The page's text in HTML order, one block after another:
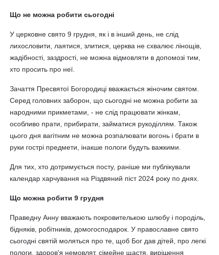
Що не можна робити сьогодні
У церковне свято 9 грудня, як і в інший день, не слід
лихословити, лаятися, злитися, церква не схвалює лінощів,
жадібності, заздрості, не можна відмовляти в допомозі тим,
хто просить про неї.
Зачаття Пресвятої Богородиці вважається жіночим святом.
Серед головних заборон, що сьогодні не можна робити за
народними прикметами, - не слід працювати жінкам,
особливо прати, прибирати, займатися рукоділлям. Також
цього дня вагітним не можна розпалювати вогонь і брати в
руки гострі предмети, інакше пологи будуть важкими.
Для тих, хто дотримується посту, раніше ми публікували
календар харчування на Різдвяний піст 2024 року по днях.
Що можна робити 9 грудня
Праведну Анну вважають покровителькою шлюбу і породіль,
бідняків, робітників, домогосподарок. У православне свято
сьогодні святій моляться про те, щоб Бог дав дітей, про легкі
пологи, здоров'я немовлят, сімейне щастя, вирішення